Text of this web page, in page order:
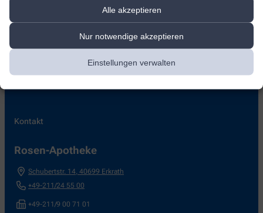
Alle akzeptieren
Nur notwendige akzeptieren
Einstellungen verwalten
verwenden eins und wollen sich einfach sicher sein?
Bringen Sie Ihr Inhalationsgerät mit, und wir führen Sie durch die
richtigen Anwendungsschritte.
Kontakt
Rosen-Apotheke
Schubertstr. 14, 40699 Erkrath
+49-211/24 55 00
+49-211/9 00 71 01